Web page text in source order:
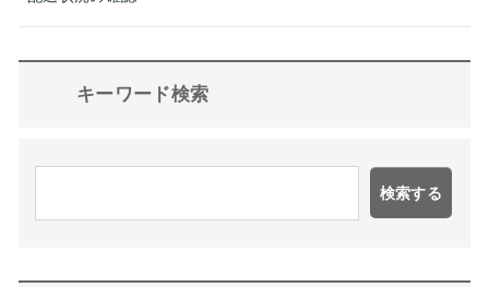
キーワード検索
検索する